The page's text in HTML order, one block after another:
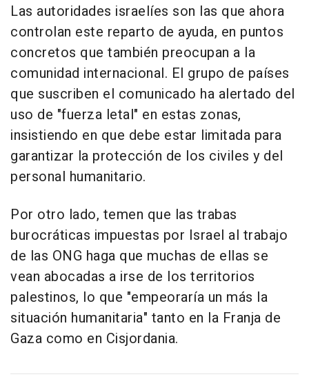
Las autoridades israelíes son las que ahora
controlan este reparto de ayuda, en puntos
concretos que también preocupan a la
comunidad internacional. El grupo de países
que suscriben el comunicado ha alertado del
uso de "fuerza letal" en estas zonas,
insistiendo en que debe estar limitada para
garantizar la protección de los civiles y del
personal humanitario.
Por otro lado, temen que las trabas
burocráticas impuestas por Israel al trabajo
de las ONG haga que muchas de ellas se
vean abocadas a irse de los territorios
palestinos, lo que "empeoraría un más la
situación humanitaria" tanto en la Franja de
Gaza como en Cisjordania.